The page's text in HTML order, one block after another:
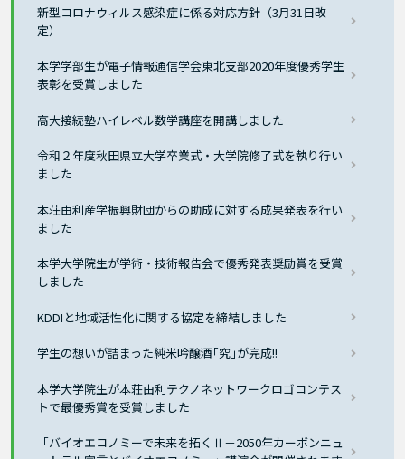
新型コロナウィルス感染症に係る対応方針（3月31日改
定）
本学学部生が電子情報通信学会東北支部2020年度優秀学生
表彰を受賞しました
高大接続塾ハイレベル数学講座を開講しました
令和２年度秋田県立大学卒業式・大学院修了式を執り行い
ました
本荘由利産学振興財団からの助成に対する成果発表を行い
ました
本学大学院生が学術・技術報告会で優秀発表奨励賞を受賞
しました
KDDIと地域活性化に関する協定を締結しました
学生の想いが詰まった純米吟醸酒｢究｣が完成!!
本学大学院生が本荘由利テクノネットワークロゴコンテス
トで最優秀賞を受賞しました
「バイオエコノミーで未来を拓くⅡ－2050年カーボンニュ